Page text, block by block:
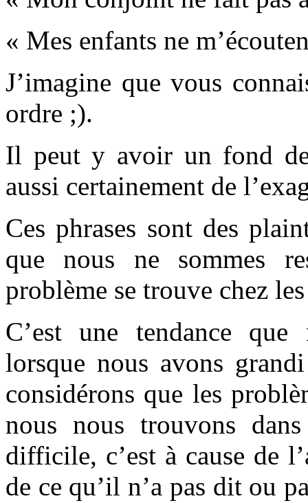
« Mes enfants ne
J’imagine que vous
ordre ;).
Il peut y avoir un fond
aussi certainement de
Ces phrases sont des
que nous ne sommes
problème se trouve chez
C’est une tendance
lorsque nous avons
considérons que les
nous nous trouvons
difficile, c’est à cause de
de ce qu’il n’a pas dit ou